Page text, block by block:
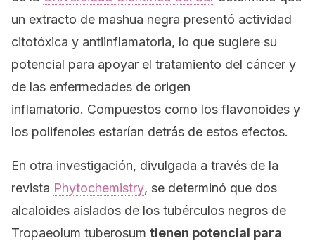
un extracto de mashua negra presentó actividad
citotóxica y antiinflamatoria, lo que sugiere su
potencial para apoyar el tratamiento del cáncer y
de las enfermedades de origen
inflamatorio. Compuestos como los flavonoides y
los polifenoles estarían detrás de estos efectos.
En otra investigación, divulgada a través de la
revista Phytochemistry, se determinó que dos
alcaloides aislados de los tubérculos negros de
Tropaeolum tuberosum tienen potencial para